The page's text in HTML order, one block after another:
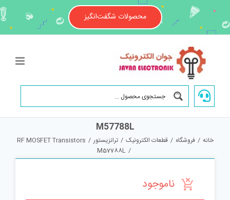
content
محصولات شگفت‌انگیز
M57788L
خانه / فروشگاه / قطعات الکترونیک / ترانزیستور /
RF MOSFET Transistors
/
M57788L
ناموجود